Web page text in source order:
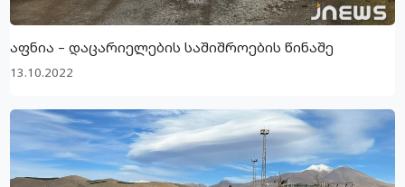
აფნია – დაცარიელების საშიშროების წინაშე
13.10.2022